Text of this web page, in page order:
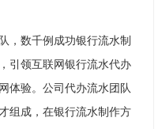
，数千例成功银行流水制
引领互联网银行流水代办
体验。公司代办流水团队
组成，在银行流水制作方